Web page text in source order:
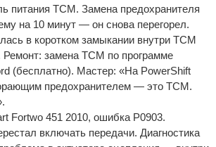
питания TCM. Замена предохранителя
на 10 минут — он снова перегорел.
в коротком замыкании внутри TCM
Ремонт: замена TCM по программе
(бесплатно). Мастер: «На PowerShift
предохранителем — это TCM.
Fortwo 451 2010, ошибка P0903.
включать передачи. Диагностика